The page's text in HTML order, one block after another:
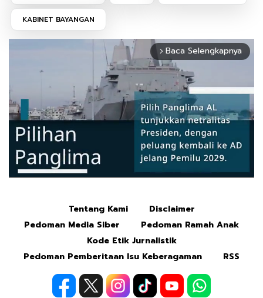
KABINET BAYANGAN
arrow_forward_ios Baca Selengkapnya
Tentang Kami
Disclaimer
Pedoman Media Siber
Pedoman Ramah Anak
Kode Etik Jurnalistik
Pedoman Pemberitaan Isu Keberagaman
RSS